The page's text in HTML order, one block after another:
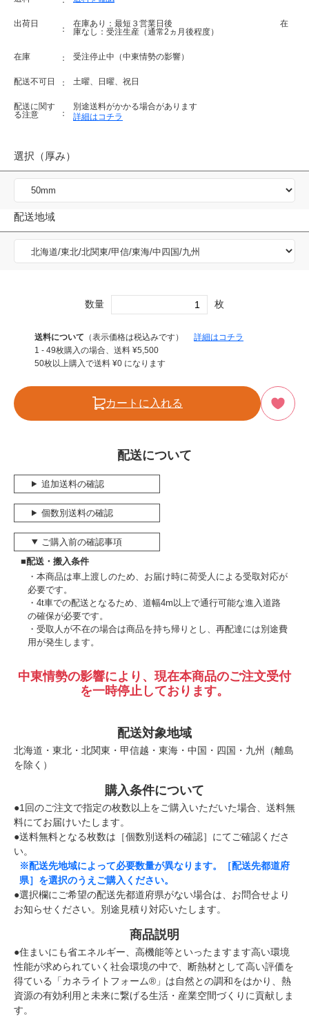
出荷日
在庫あり：最短３営業日後 在
庫なし：受注生産（通常2ヵ月後程度）
在庫 受注停止中（中東情勢の影響）
配送不可日 土曜、日曜、祝日
配送に関す
る注意
別途送料がかかる場合があります
詳細はコチラ
選択（厚み）
配送地域
数量 枚
送料について （表示価格は税込みです） 詳細はコチラ
1 - 49枚購入の場合、送料 ¥5,500
50枚以上購入で送料 ¥0 になります
カートに入れる
配送について
追加送料の確認
個数別送料の確認
ご購入前の確認事項
■配送・搬入条件
本商品は車上渡しのため、お届け時に荷受人による受取対応が
必要です。
4t車での配送となるため、道幅4m以上で通行可能な進入道路
の確保が必要です。
受取人が不在の場合は商品を持ち帰りとし、再配達には別途費
用が発生します。
中東情勢の影響により、現在本商品のご注文受付
を一時停止しております。
配送対象地域
北海道・東北・北関東・甲信越・東海・中国・四国・九州（離島
を除く）
購入条件について
●1回のご注文で指定の枚数以上をご購入いただいた場合、送料無
料にてお届けいたします。
●送料無料となる枚数は［個数別送料の確認］にてご確認くださ
い。
※配送先地域によって必要数量が異なります。［配送先都道府
県］を選択のうえご購入ください。
●選択欄にご希望の配送先都道府県がない場合は、お問合せより
お知らせください。別途見積り対応いたします。
商品説明
●住まいにも省エネルギー、高機能等といったますます高い環境
性能が求められていく社会環境の中で、断熱材として高い評価を
得ている「カネライトフォーム®」は自然との調和をはかり、熱
資源の有効利用と未来に繋げる生活・産業空間づくりに貢献しま
す。